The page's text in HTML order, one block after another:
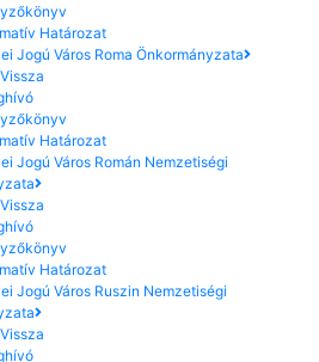
Határozat
Jogú Város Roma Önkormányzata
Vissza
Határozat
Jogú Város Román Nemzetiségi
Vissza
Határozat
Jogú Város Ruszin Nemzetiségi
Vissza